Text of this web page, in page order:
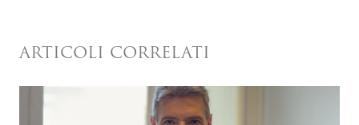
ARTICOLI CORRELATI